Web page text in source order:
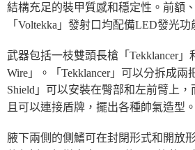
結構充足的裝甲質感和穩定性。前額
「Voltekka」發射口均配備LED發光功
武器包括一枝雙頭長槍「Tekklancer」
Wire」。「Tekklancer」可以分拆成兩
Shield」可以安裝在臀部和左前臂上
且可以連接盾牌，擺出各種帥氣造型。
腋下兩側的側鰭可在封閉形式和開放